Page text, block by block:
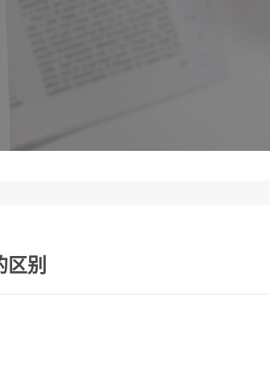
别